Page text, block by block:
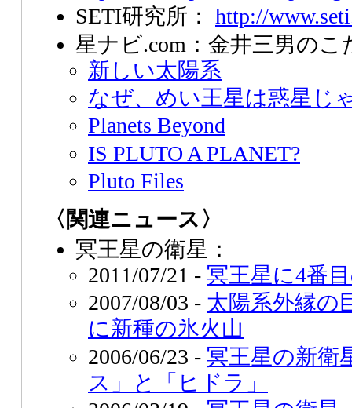
SETI研究所： http://
星ナビ.com：金井三男の
新しい太陽系
なぜ、めい王星は惑星じ
Planets Beyond
IS PLUTO A PLANET?
Pluto Files
〈関連ニュース〉
冥王星の衛星：
2011/07/21 - 冥王星に4番
2007/08/03 - 太陽系外縁の
に新種の氷火山
2006/06/23 - 冥王星の新衛
ス」と「ヒドラ」